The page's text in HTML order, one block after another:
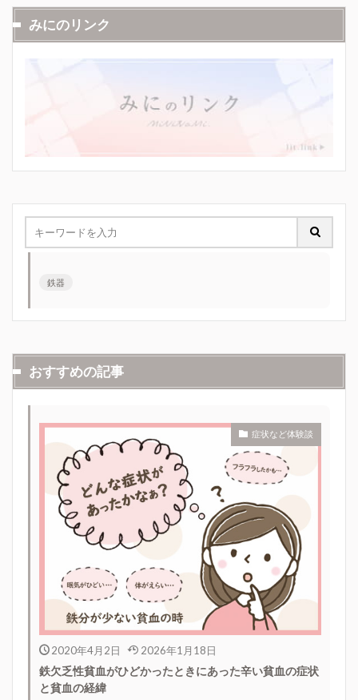
みにのリンク
鉄器
おすすめの記事
症状など体験談
2020年4月2日 2026年1月18日
鉄欠乏性貧血がひどかったときにあった辛い貧血の症状
と貧血の経緯